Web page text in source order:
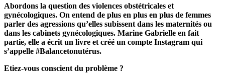
Abordons la question des violences obstétricales et
gynécologiques. On entend de plus en plus en plus de femmes
parler des agressions qu’elles subissent dans les maternités ou
dans les cabinets gynécologiques. Marine Gabrielle en fait
partie, elle a écrit un livre et créé un compte Instagram qui
s’appelle #Balancetonutérus.
Etiez-vous conscient du problème ?